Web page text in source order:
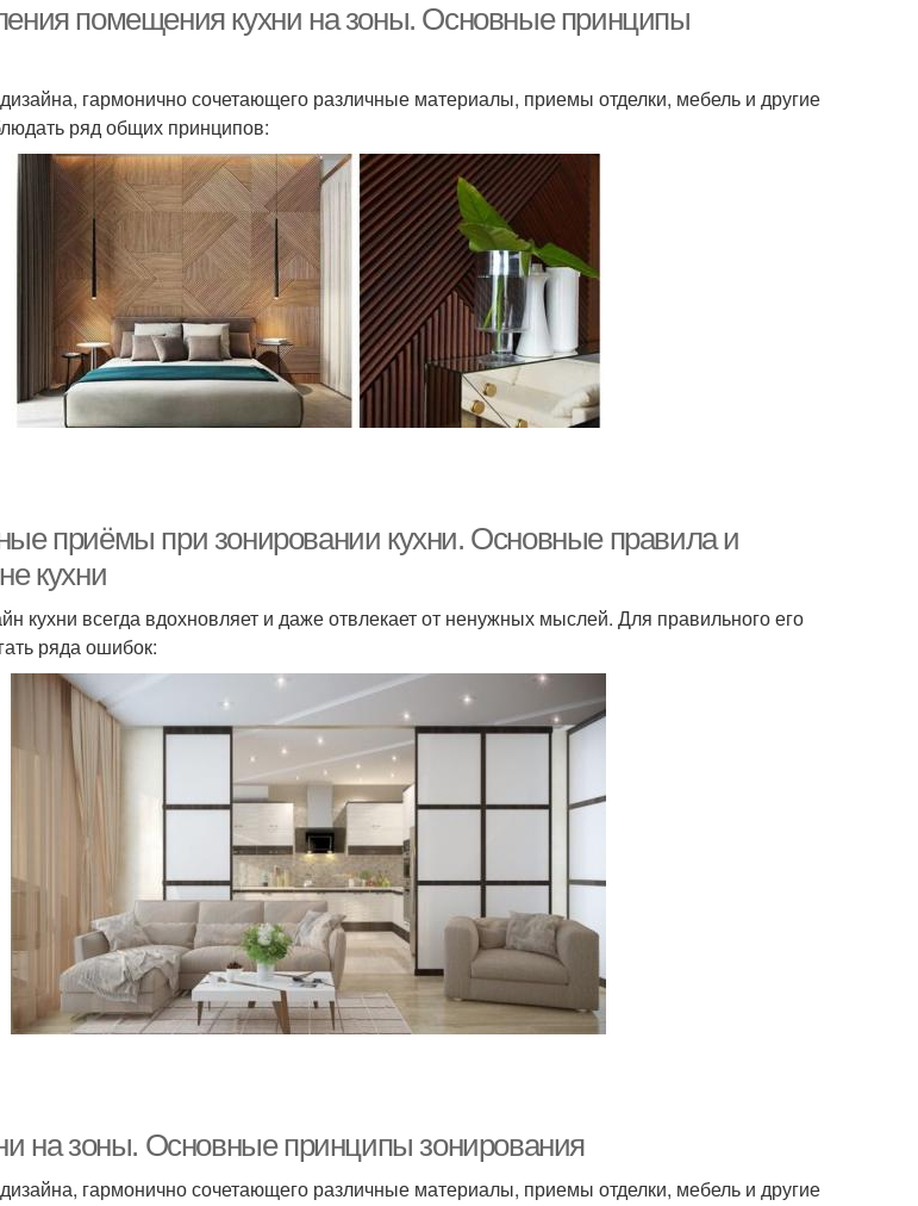
помещения кухни на зоны. Основные принципы
гармонично сочетающего различные материалы, приемы отделки, мебель и другие
ряд общих принципов:
приёмы при зонировании кухни. Основные правила и
кухни
кухни всегда вдохновляет и даже отвлекает от ненужных мыслей. Для правильного его
ряда ошибок:
на зоны. Основные принципы зонирования
гармонично сочетающего различные материалы, приемы отделки, мебель и другие